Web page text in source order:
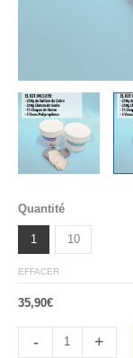
Quantité
1 10
EFFACER
35,90€
- +